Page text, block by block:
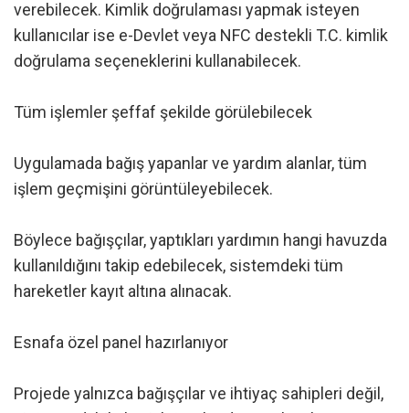
verebilecek. Kimlik doğrulaması yapmak isteyen
kullanıcılar ise e-Devlet veya NFC destekli T.C. kimlik
doğrulama seçeneklerini kullanabilecek.
Tüm işlemler şeffaf şekilde görülebilecek
Uygulamada bağış yapanlar ve yardım alanlar, tüm
işlem geçmişini görüntüleyebilecek.
Böylece bağışçılar, yaptıkları yardımın hangi havuzda
kullanıldığını takip edebilecek, sistemdeki tüm
hareketler kayıt altına alınacak.
Esnafa özel panel hazırlanıyor
Projede yalnızca bağışçılar ve ihtiyaç sahipleri değil,